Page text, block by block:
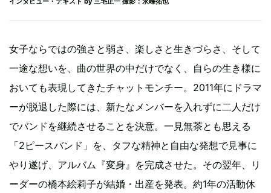
女子ならではの強さと弱さ、楽しさと生きづらさ、そして
一途な想いを、曲の世界の中だけでなく、自らの生き様に
おいても表現してきたチャットモンチー。2011年にドラマ
ーが脱退した際には、新たなメンバーを入れずに二人だけ
でバンドを継続させることを決意。一見無茶とも思える
「2ピースバンド」を、タフな精神と自由な発想で見事に
やり遂げ、アルバム『変身』を完成させた。その翌年、リ
ーダーの橋本絵莉子が結婚・出産を発表。約1年の活動休